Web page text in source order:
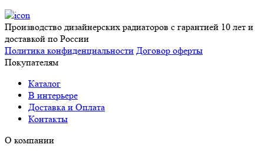
Производство дизайнерских радиаторов с гарантией 10 лет и
доставкой по России
Политика конфиденциальности Договор оферты
Покупателям
Каталог
В интерьере
Доставка и Оплата
Контакты
О компании